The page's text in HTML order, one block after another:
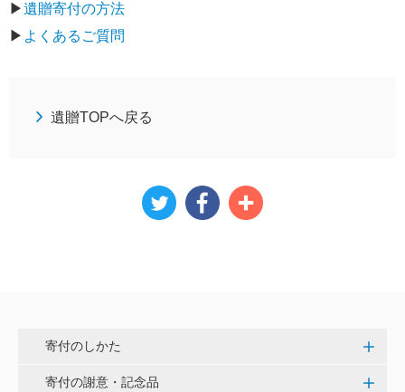
▶遺贈寄付の方法
▶ よくあるご質問
遺贈TOPへ戻る
寄付のしかた
寄付の謝意・記念品